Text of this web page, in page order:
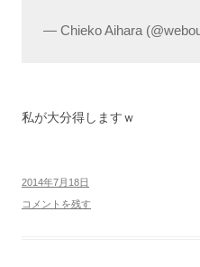
— Chieko Aihara
私が大分得しますｗ
2014年7月18日
コメントを残す